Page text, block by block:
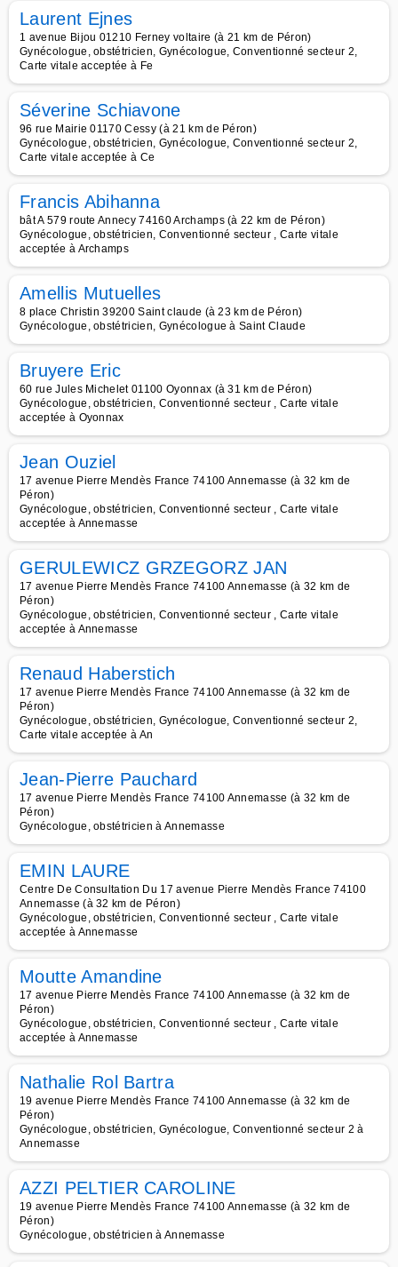
Laurent Ejnes
1 avenue Bijou 01210 Ferney voltaire (à 21 km de Péron)
Gynécologue, obstétricien, Gynécologue, Conventionné secteur 2,
Carte vitale acceptée à Fe
Séverine Schiavone
96 rue Mairie 01170 Cessy (à 21 km de Péron)
Gynécologue, obstétricien, Gynécologue, Conventionné secteur 2,
Carte vitale acceptée à Ce
Francis Abihanna
bât A 579 route Annecy 74160 Archamps (à 22 km de Péron)
Gynécologue, obstétricien, Conventionné secteur , Carte vitale
acceptée à Archamps
Amellis Mutuelles
8 place Christin 39200 Saint claude (à 23 km de Péron)
Gynécologue, obstétricien, Gynécologue à Saint Claude
Bruyere Eric
60 rue Jules Michelet 01100 Oyonnax (à 31 km de Péron)
Gynécologue, obstétricien, Conventionné secteur , Carte vitale
acceptée à Oyonnax
Jean Ouziel
17 avenue Pierre Mendès France 74100 Annemasse (à 32 km de
Péron)
Gynécologue, obstétricien, Conventionné secteur , Carte vitale
acceptée à Annemasse
GERULEWICZ GRZEGORZ JAN
17 avenue Pierre Mendès France 74100 Annemasse (à 32 km de
Péron)
Gynécologue, obstétricien, Conventionné secteur , Carte vitale
acceptée à Annemasse
Renaud Haberstich
17 avenue Pierre Mendès France 74100 Annemasse (à 32 km de
Péron)
Gynécologue, obstétricien, Gynécologue, Conventionné secteur 2,
Carte vitale acceptée à An
Jean-Pierre Pauchard
17 avenue Pierre Mendès France 74100 Annemasse (à 32 km de
Péron)
Gynécologue, obstétricien à Annemasse
EMIN LAURE
Centre De Consultation Du 17 avenue Pierre Mendès France 74100
Annemasse (à 32 km de Péron)
Gynécologue, obstétricien, Conventionné secteur , Carte vitale
acceptée à Annemasse
Moutte Amandine
17 avenue Pierre Mendès France 74100 Annemasse (à 32 km de
Péron)
Gynécologue, obstétricien, Conventionné secteur , Carte vitale
acceptée à Annemasse
Nathalie Rol Bartra
19 avenue Pierre Mendès France 74100 Annemasse (à 32 km de
Péron)
Gynécologue, obstétricien, Gynécologue, Conventionné secteur 2 à
Annemasse
AZZI PELTIER CAROLINE
19 avenue Pierre Mendès France 74100 Annemasse (à 32 km de
Péron)
Gynécologue, obstétricien à Annemasse